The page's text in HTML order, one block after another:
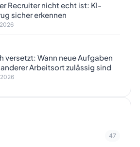
Recruiter nicht echt ist: KI-
sicher erkennen
versetzt: Wann neue Aufgaben
Arbeitsort zulässig sind
47